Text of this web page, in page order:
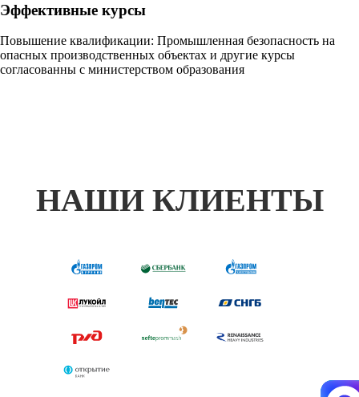
Эффективные курсы
Повышение квалификации: Промышленная безопасность на
опасных производственных объектах и другие курсы
согласованны с министерством образования
НАШИ КЛИЕНТЫ